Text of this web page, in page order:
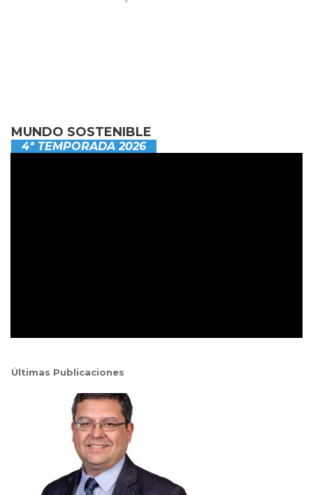
MUNDO SOSTENIBLE
4ª TEMPORADA 2026
Últimas Publicaciones